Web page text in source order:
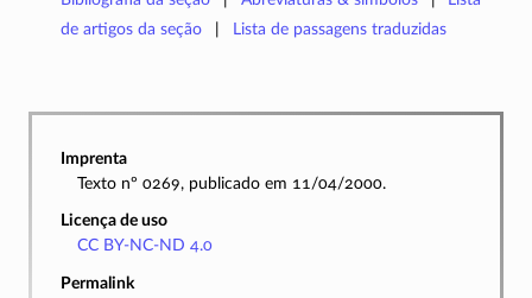
de artigos da seção
Lista de passagens traduzidas
Imprenta
Texto nº 0269, publicado em 11/04/2000.
Licença de uso
CC BY-NC-ND 4.0
Permalink